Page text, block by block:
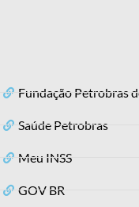
Fundação Petrobras
Saúde Petrobras
Meu INSS
GOV BR